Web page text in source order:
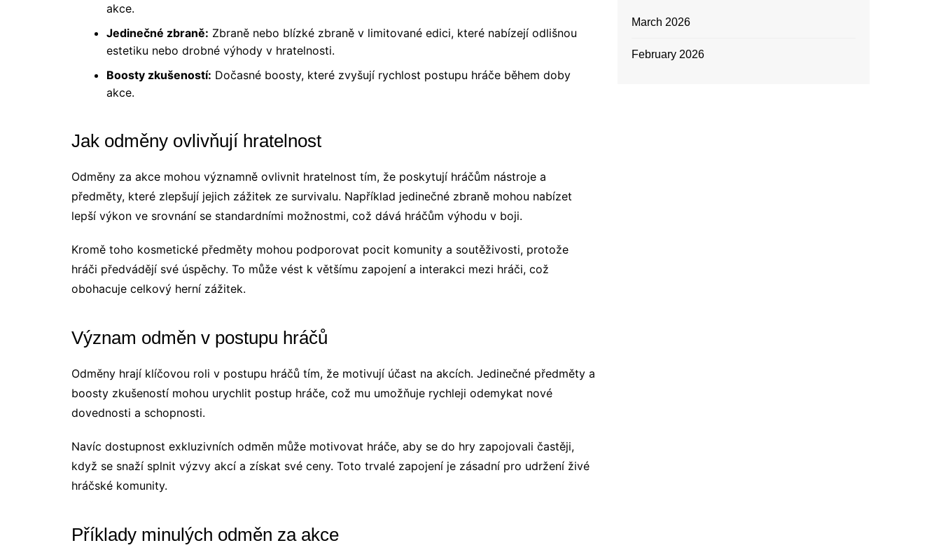
akce.
Jedinečné zbraně: Zbraně nebo blízké zbraně v limitované edici, které nabízejí odlišnou
estetiku nebo drobné výhody v hratelnosti.
Boosty zkušeností: Dočasné boosty, které zvyšují rychlost postupu hráče během doby
akce.
Jak odměny ovlivňují hratelnost
Odměny za akce mohou významně ovlivnit hratelnost tím, že poskytují hráčům nástroje a
předměty, které zlepšují jejich zážitek ze survivalu. Například jedinečné zbraně mohou nabízet
lepší výkon ve srovnání se standardními možnostmi, což dává hráčům výhodu v boji.
Kromě toho kosmetické předměty mohou podporovat pocit komunity a soutěživosti, protože
hráči předvádějí své úspěchy. To může vést k většímu zapojení a interakci mezi hráči, což
obohacuje celkový herní zážitek.
Význam odměn v postupu hráčů
Odměny hrají klíčovou roli v postupu hráčů tím, že motivují účast na akcích. Jedinečné předměty a
boosty zkušeností mohou urychlit postup hráče, což mu umožňuje rychleji odemykat nové
dovednosti a schopnosti.
Navíc dostupnost exkluzivních odměn může motivovat hráče, aby se do hry zapojovali častěji,
když se snaží splnit výzvy akcí a získat své ceny. Toto trvalé zapojení je zásadní pro udržení živé
hráčské komunity.
Příklady minulých odměn za akce
March 2026
February 2026